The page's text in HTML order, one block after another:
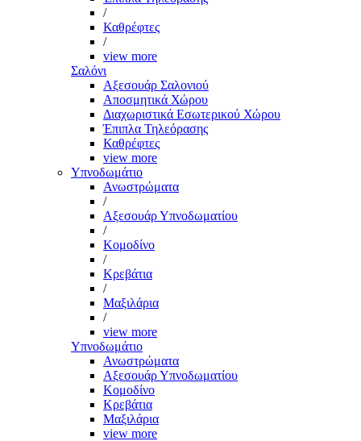
/
Καθρέφτες
/
view more
Σαλόνι
Αξεσουάρ Σαλονιού
Αποσμητικά Χώρου
Διαχωριστικά Εσωτερικού Χώρου
Έπιπλα Τηλεόρασης
Καθρέφτες
view more
Υπνοδωμάτιο
Ανωστρώματα
/
Αξεσουάρ Υπνοδωματίου
/
Κομοδίνο
/
Κρεβάτια
/
Μαξιλάρια
/
view more
Υπνοδωμάτιο
Ανωστρώματα
Αξεσουάρ Υπνοδωματίου
Κομοδίνο
Κρεβάτια
Μαξιλάρια
view more